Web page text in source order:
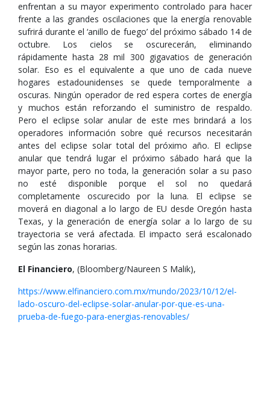
enfrentan a su mayor experimento controlado para hacer
frente a las grandes oscilaciones que la energía renovable
sufrirá durante el ‘anillo de fuego’ del próximo sábado 14 de
octubre. Los cielos se oscurecerán, eliminando
rápidamente hasta 28 mil 300 gigavatios de generación
solar. Eso es el equivalente a que uno de cada nueve
hogares estadounidenses se quede temporalmente a
oscuras. Ningún operador de red espera cortes de energía
y muchos están reforzando el suministro de respaldo.
Pero el eclipse solar anular de este mes brindará a los
operadores información sobre qué recursos necesitarán
antes del eclipse solar total del próximo año. El eclipse
anular que tendrá lugar el próximo sábado hará que la
mayor parte, pero no toda, la generación solar a su paso
no esté disponible porque el sol no quedará
completamente oscurecido por la luna. El eclipse se
moverá en diagonal a lo largo de EU desde Oregón hasta
Texas, y la generación de energía solar a lo largo de su
trayectoria se verá afectada. El impacto será escalonado
según las zonas horarias.
El Financiero, (Bloomberg/Naureen S Malik),
https://www.elfinanciero.com.mx/mundo/2023/10/12/el-
lado-oscuro-del-eclipse-solar-anular-por-que-es-una-
prueba-de-fuego-para-energias-renovables/